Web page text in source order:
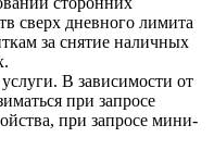
сверх дневного лимита
за снятие наличных
В зависимости от
при запросе
при запросе мини-